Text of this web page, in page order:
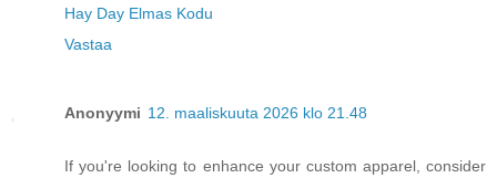
Hay Day Elmas Kodu
Vastaa
Anonyymi 12. maaliskuuta 2026 klo 21.48
If you're looking to enhance your custom apparel, consider